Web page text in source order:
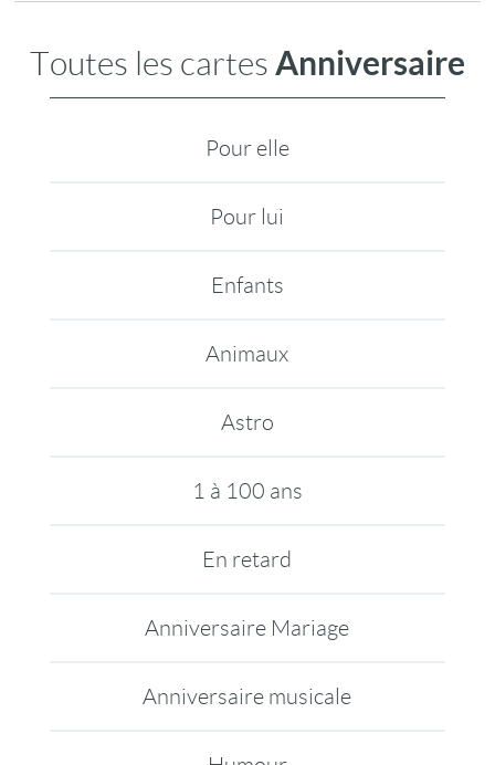
Toutes les cartes Anniversaire
Pour elle
Pour lui
Enfants
Animaux
Astro
1 à 100 ans
En retard
Anniversaire Mariage
Anniversaire musicale